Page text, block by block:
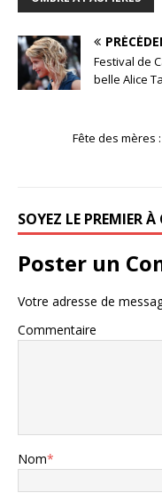
Festival de
belle Alice
Fête des mères
SOYEZ LE PREMIER
Poster un
Votre adresse de
Commentaire
Nom*